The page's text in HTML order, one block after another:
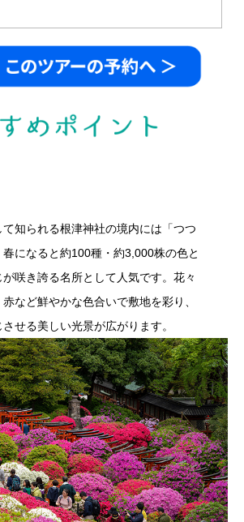
知られる根津神社の境内には「つつ
春になると約100種・約3,000株の色と
が咲き誇る名所として人気です。花々
など鮮やかな色合いで敷地を彩り、
せる美しい光景が広がります。